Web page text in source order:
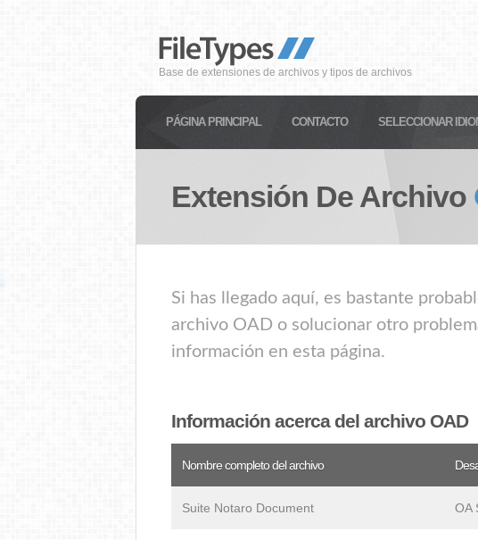
Base de extensiones de archivos y tipos de archivos
PÁGINA PRINCIPAL CONTACTO SELECCIONAR
Extensión De Archivo
Si has llegado aquí, es bastante
archivo OAD o solucionar otro
información en esta página.
Información acerca del archivo OAD
Nombre completo del archivo
Suite Notaro Document OA